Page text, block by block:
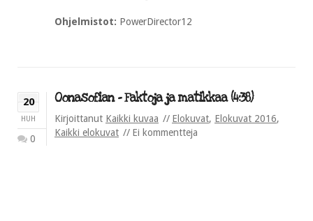
Ohjelmistot: PowerDirector12
20
HUH
0
Oonasofian – Faktoja ja matikkaa (4:38)
Kirjoittanut Kaikki kuvaa Elokuvat, Elokuvat 2016,
Kaikki elokuvat
Ei kommentteja